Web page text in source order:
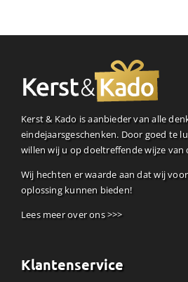
Kerst & Kado is aanbieder van alle
eindejaarsgeschenken. Door goed te
willen wij u op doeltreffende wijze van
Wij hechten er waarde aan dat wij
oplossing kunnen bieden!
Lees meer over ons >>>
Klantenservice